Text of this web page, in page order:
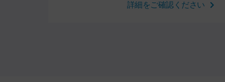
詳細をご確認ください